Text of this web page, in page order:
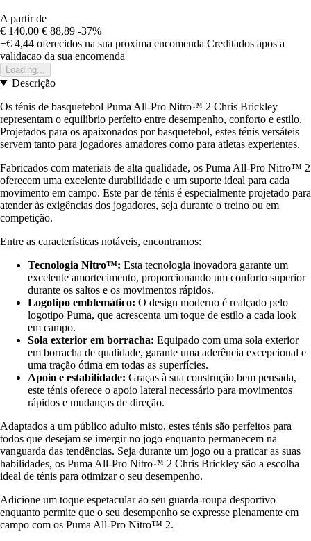
A partir de
€ 140,00 € 88,89 -37%
+€ 4,44 oferecidos na sua proxima encomenda Creditados apos a
validacao da sua encomenda
Loading...
Descrição
Os ténis de basquetebol Puma All-Pro Nitro™ 2 Chris Brickley
representam o equilíbrio perfeito entre desempenho, conforto e estilo.
Projetados para os apaixonados por basquetebol, estes ténis versáteis
servem tanto para jogadores amadores como para atletas experientes.
Fabricados com materiais de alta qualidade, os Puma All-Pro Nitro™ 2
oferecem uma excelente durabilidade e um suporte ideal para cada
movimento em campo. Este par de ténis é especialmente projetado para
atender às exigências dos jogadores, seja durante o treino ou em
competição.
Entre as características notáveis, encontramos:
Tecnologia Nitro™: Esta tecnologia inovadora garante um
excelente amortecimento, proporcionando um conforto superior
durante os saltos e os movimentos rápidos.
Logotipo emblemático: O design moderno é realçado pelo
logotipo Puma, que acrescenta um toque de estilo a cada look
em campo.
Sola exterior em borracha: Equipado com uma sola exterior
em borracha de qualidade, garante uma aderência excepcional e
uma tração ótima em todas as superfícies.
Apoio e estabilidade: Graças à sua construção bem pensada,
este ténis oferece o apoio lateral necessário para movimentos
rápidos e mudanças de direção.
Adaptados a um público adulto misto, estes ténis são perfeitos para
todos que desejam se imergir no jogo enquanto permanecem na
vanguarda das tendências. Seja durante um jogo ou a praticar as suas
habilidades, os Puma All-Pro Nitro™ 2 Chris Brickley são a escolha
ideal de ténis para otimizar o seu desempenho.
Adicione um toque espetacular ao seu guarda-roupa desportivo
enquanto permite que o seu desempenho se expresse plenamente em
campo com os Puma All-Pro Nitro™ 2.